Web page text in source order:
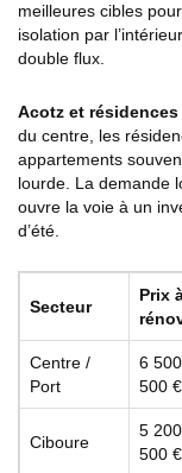
meilleures cibles
isolation par
double flux.
Acotz et résidences
du centre, les
appartements
lourde. La demande
ouvre la voie à un
d’été.
Secteur
Prix
Centre /
Port
6
500
Ciboure
5
500